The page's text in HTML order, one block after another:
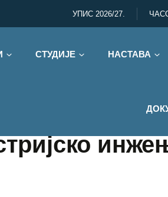
УПИС 2026/27.
СТУДИЈЕ НАСТАВА